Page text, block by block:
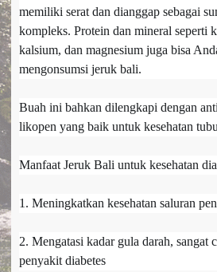
memiliki serat dan dianggap sebagai
kompleks. Protein dan mineral seperti
kalsium, dan magnesium juga bisa
mengonsumsi jeruk bali.
Buah ini bahkan dilengkapi dengan
likopen yang baik untuk kesehatan
Manfaat Jeruk Bali untuk kesehatan
1. Meningkatkan kesehatan saluran
2. Mengatasi kadar gula darah, sangat
penyakit diabetes